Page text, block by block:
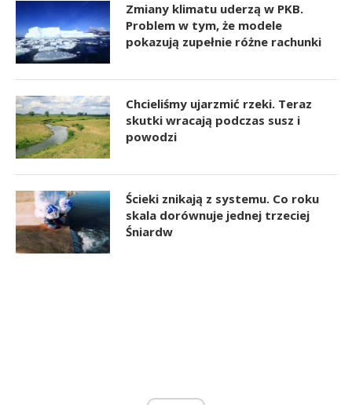
Zmiany klimatu uderzą w PKB.
Problem w tym, że modele
pokazują zupełnie różne rachunki
Chcieliśmy ujarzmić rzeki. Teraz
skutki wracają podczas susz i
powodzi
Ścieki znikają z systemu. Co roku
skala dorównuje jednej trzeciej
Śniardw